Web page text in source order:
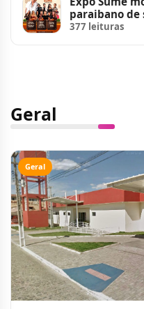
paraibano
377 leituras
Geral
Geral